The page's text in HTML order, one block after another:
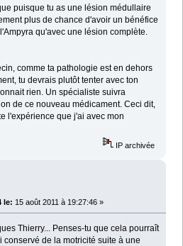
puisque tu as une lésion médullaire
plus de chance d'avoir un bénéfice
qu'avec une lésion complète.
comme ta pathologie est en dehors
tu devrais plutôt tenter avec ton
rien. Un spécialiste suivra
de ce nouveau médicament. Ceci dit,
l'expérience que j'ai avec mon
IP archivée
le: 15 août 2011 à 19:27:46 »
Thierry... Penses-tu que cela pourraît
conservé de la motricité suite à une